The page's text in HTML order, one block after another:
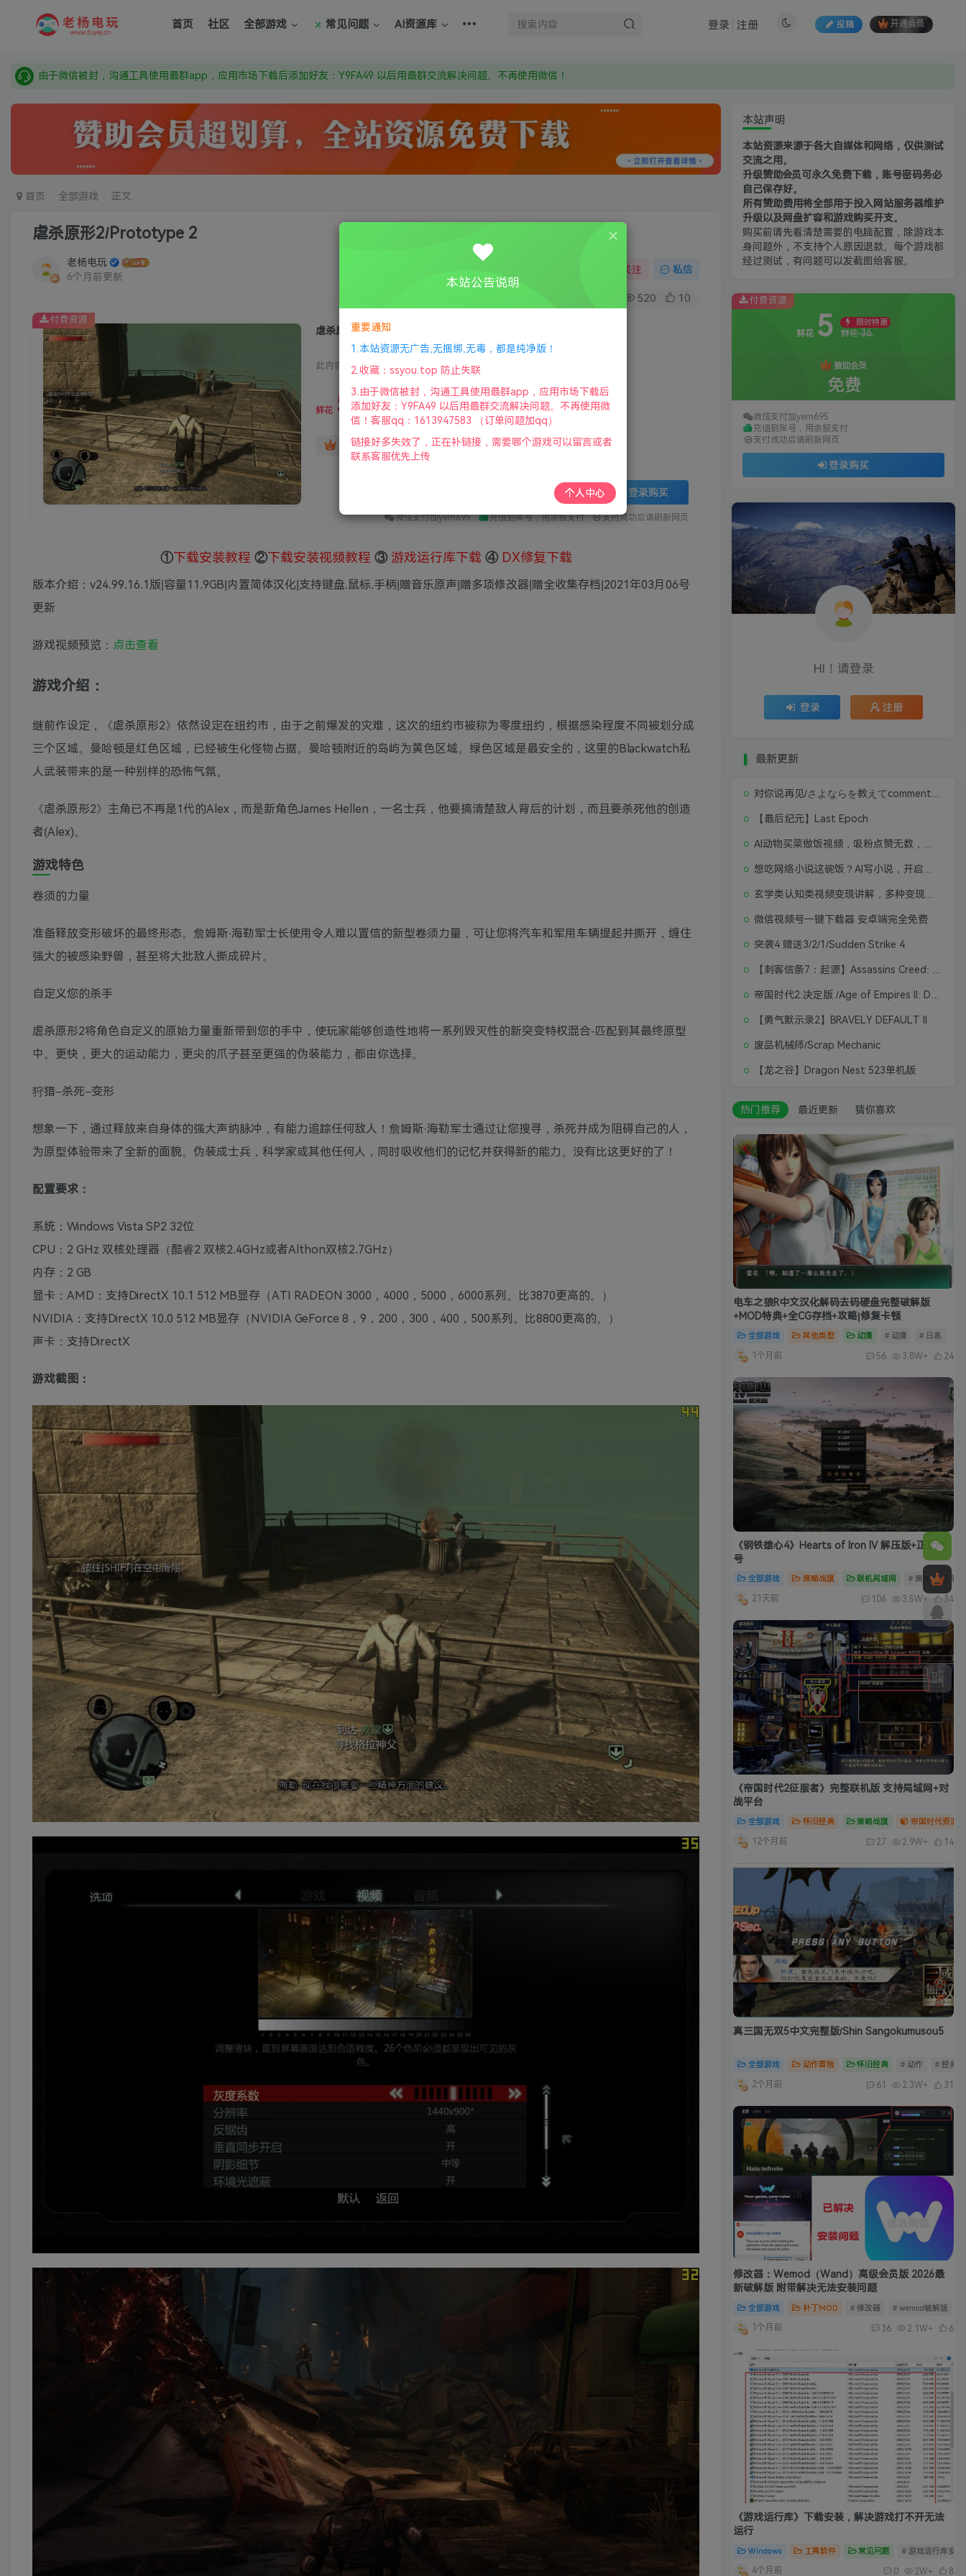
首页 社区 全部游戏 常见问题 AI资源库 投稿 开通会员
登录 注册
本站资源来自网络搜集，如有侵权，请联系删除：fuyej@qq.com 附上证书和内容链接
需要什么游戏请联系客服，若链接失效请联系客服，百度网盘边上的激活码也是解压密码
首页 全部游戏 正文
虐杀原形2/Prototype 2
老杨电玩
6个月前更新
关注 私信
520 10
虐杀原形2/Prototype 2
此内容为付费资源，请付费后查看
鲜花 5 限时特惠
鲜花 36
赞助会员 免费
登录购买
微信支付加yem695 充值到账号，用余额支付 支付成功后请刷新网页
付费资源
①下载安装教程 ②下载安装视频教程 ③ 游戏运行库下载 ④ DX修复下载
版本介绍：v24.99.16.1版|容量11.9GB|内置简体汉化|支持键盘.鼠标.手柄|赠音乐原声|赠多项修改器|赠全收集存档|2021年03月06号
更新
游戏视频预览： 点击查看
游戏介绍：
继前作设定，《虐杀原形2》依然设定在纽约市，由于之前爆发的灾难，这次的纽约市被称为零度纽约，根据感染程度不同被划分成
三个区域。曼哈顿是红色区域，已经被生化怪物占据。曼哈顿附近的岛屿为黄色区域。绿色区域是最安全的，这里的Blackwatch私
人武装带来的是一种别样的恐怖气氛。
《虐杀原形2》主角已不再是1代的Alex，而是新角色James Hellen，一名士兵，他要搞清楚敌人背后的计划，而且要杀死他的创造
者(Alex)。
游戏特色
卷须的力量
准备释放变形破坏的最终形态。詹姆斯·海勒军士长使用令人难以置信的新型卷须力量，可让您将汽车和军用车辆提起并撕开，缠住
强大的被感染野兽，甚至将大批敌人撕成碎片。
自定义您的杀手
虐杀原形2将角色自定义的原始力量重新带到您的手中，使玩家能够创造性地将一系列毁灭性的新突变特权混合-匹配到其最终原型
中。更快，更大的运动能力，更尖的爪子甚至更强的伪装能力，都由你选择。
狩猎–杀死–变形
想象一下，通过释放来自身体的强大声纳脉冲，有能力追踪任何敌人！詹姆斯·海勒军士通过让您搜寻，杀死并成为阻碍自己的人，
为原型体验带来了全新的面貌。伪装成士兵，科学家或其他任何人，同时吸收他们的记忆并获得新的能力。没有比这更好的了！
配置要求：
系统：Windows Vista SP2 32位
CPU：2 GHz 双核处理器（酷睿2 双核2.4GHz或者Althon双核2.7GHz）
内存：2 GB
显卡：AMD：支持DirectX 10.1 512 MB显存（ATI RADEON 3000，4000，5000，6000系列。比3870更高的。）
NVIDIA：支持DirectX 10.0 512 MB显存（NVIDIA GeForce 8，9，200，300，400，500系列。比8800更高的。）
声卡：支持DirectX
游戏截图：
本站声明
本站资源来源于各大自媒体和网络，仅供测试
交流之用。
升级赞助会员可永久免费下载，账号密码务必
自己保存好。
所有赞助费用将全部用于投入网站服务器维护
升级以及网盘扩容和游戏购买开支。
购买前请先看清楚需要的电脑配置，除游戏本
身问题外，不支持个人原因退款。每个游戏都
经过测试，有问题可以发截图给客服。
付费资源
鲜花 5 限时特惠
鲜花 36
赞助会员
免费
微信支付加yem695
充值到账号，用余额支付
支付成功后请刷新网页
登录购买
HI！请登录
登录 注册
最新更新
【最后纪元】Last Epoch
微信视频号一键下载器 安卓端完全免费
突袭4 赠送3/2/1/Sudden Strike 4
【勇气默示录2】BRAVELY DEFAULT II
废品机械师/Scrap Mechanic
【龙之谷】Dragon Nest 523单机版
热门推荐 最近更新 猜你喜欢
电车之狼R中文汉化解码去码硬盘完整破解版
+MOD特典+全CG存档+攻略|修复卡顿
全部游戏 其他类型 动漫 # 动漫 # 日系
1个月前 56 3.8W+ 24
《钢铁雄心4》Hearts of Iron IV 解压版+正版账
号
全部游戏 策略战旗 联机局域网 # 策略 # 单
21天前 106 3.5W+ 34
《帝国时代2征服者》完整联机版 支持局域网+对
战平台
全部游戏 怀旧经典 策略战旗 帝国时代资源
12个月前 27 2.9W+ 14
真三国无双5中文完整版/Shin Sangokumusou5
全部游戏 动作冒险 怀旧经典 # 动作 # 经典
2个月前 61 2.3W+ 31
修改器：Wemod（Wand）高级会员版 2026最
新破解版 附带解决无法安装问题
全部游戏 补丁MOD # 修改器 # wemod破解版
1个月前 36 2.1W+ 6
《游戏运行库》下载安装，解决游戏打不开无法
运行
Windows 工具软件 常见问题 # 游戏运行库安装
4个月前 0 2W+ 8
本站公告说明
重要通知
1.本站资源无广告,无捆绑,无毒，都是纯净版！
2.收藏：ssyou.top 防止失联
3.由于微信被封，沟通工具使用最群app，应用市场下载后
添加好友：Y9FA49 以后用最群交流解决问题。不再使用微
信！客服qq：1613947583 （订单问题加qq）
链接好多失效了，正在补链接，需要哪个游戏可以留言或者
联系客服优先上传
个人中心